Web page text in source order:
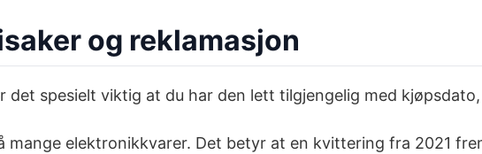
og reklamasjon
det spesielt viktig at du har den lett tilgjengelig med
elektronikkvarer. Det betyr at en kvittering fra 2021